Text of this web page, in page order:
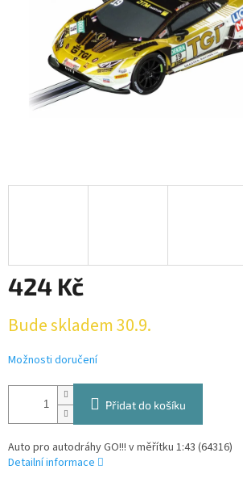
424 Kč
cena:
Bude skladem 30.9.
Možnosti doručení
Přidat do košíku
Auto pro autodráhy GO!!! v měřítku 1:43 (64316)
Detailní informace